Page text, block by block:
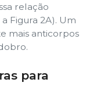
relação
Figura 2A). Um
mais anticorpos
para